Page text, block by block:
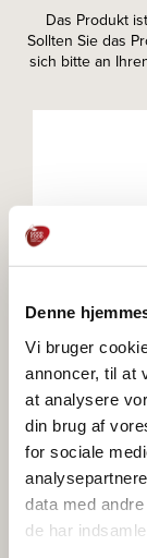
Denne
Vi bruger
annoncer, til at
at analysere
din brug af
for sociale
data med
de har
Das Produkt
Sollten Sie das
sich bitte an